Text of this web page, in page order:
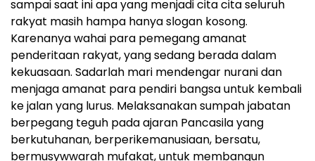
sampai saat ini apa yang menjadi cita cita seluruh
rakyat masih hampa hanya slogan kosong.
Karenanya wahai para pemegang amanat
penderitaan rakyat, yang sedang berada dalam
kekuasaan. Sadarlah mari mendengar nurani dan
menjaga amanat para pendiri bangsa untuk kembali
ke jalan yang lurus. Melaksanakan sumpah jabatan
berpegang teguh pada ajaran Pancasila yang
berkutuhanan, berperikemanusiaan, bersatu,
bermusywwarah mufakat, untuk membangun